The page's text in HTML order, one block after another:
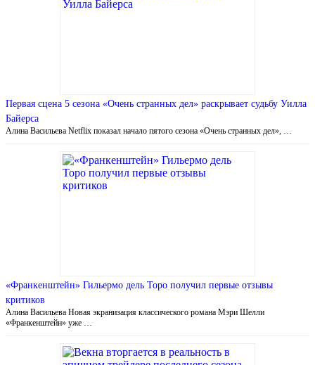
Первая сцена 5 сезона «Очень странных дел» раскрывает судьбу Уилла
Байерса
Алина Васильева Netflix показал начало пятого сезона «Очень странных дел», …
«Франкенштейн» Гильермо дель Торо получил первые отзывы
критиков
Алина Васильева Новая экранизация классического романа Мэри Шелли
«Франкенштейн» уже …